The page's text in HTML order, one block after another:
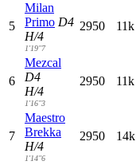
5
Milan
Primo D4
H/4
1'19"7
2950 11k
6
Mezcal
D4
H/4
1'16"3
2950 11k
7
Maestro
Brekka
H/4
1'14"6
2950 14k